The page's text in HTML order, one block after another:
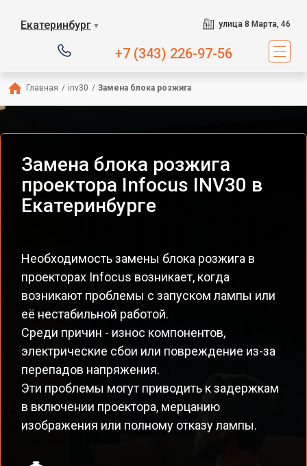
Екатеринбург ▼ улица 8 Марта, 46
+7 (343) 226-97-56
Главная / inv30 / Замена блока розжига
Замена блока розжига
проектора Infocus INV30 в
Екатеринбурге
Необходимость замены блока розжига в
проекторах Infocus возникает, когда
возникают проблемы с запуском лампы или
её нестабильной работой.
Среди причин - износ компонентов,
электрические сбои или повреждение из-за
перепадов напряжения.
Эти проблемы могут приводить к задержкам
в включении проектора, мерцанию
изображения или полному отказу лампы.